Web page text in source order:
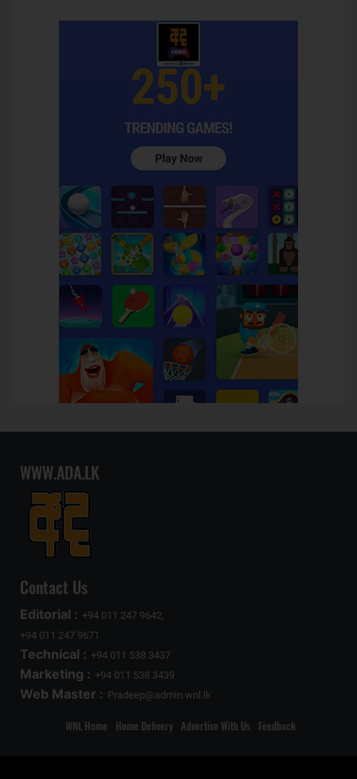
WWW.ADA.LK
Contact Us
Editorial : +94 011 247 9642,
+94 011 247 9671
Technical : +94 011 538 3437
Marketing : +94 011 538 3439
Web Master : Pradeep@admin.wnl.lk
WNL Home Home Delivery Advertise With Us Feedback